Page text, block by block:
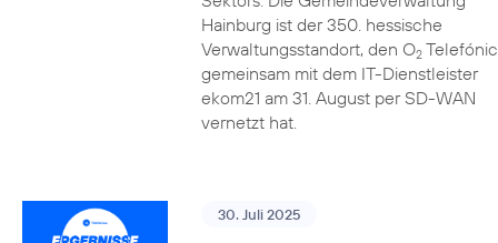
Hainburg ist der 350. hessische
Verwaltungsstandort, den O2
gemeinsam mit dem IT-Dienstleister
ekom21 am 31. August per SD-WAN
vernetzt hat.
30. Juli 2025